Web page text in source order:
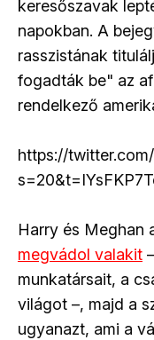
keresőszavak
napokban. A
rasszistának
fogadták be" az
rendelkező
https://
Harry és Meghan
megvádol valakit
munkatársait, a
világot –, majd a
ugyanazt, ami a